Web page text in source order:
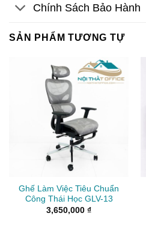
Chính Sách Bảo Hành
SẢN PHẨM TƯƠNG TỰ
Ghế Làm Việc Tiêu Chuẩn
Công Thái Học GLV-13
3,650,000 ₫